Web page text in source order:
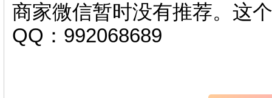
商家微信暂时没有推荐。这
QQ：992068689